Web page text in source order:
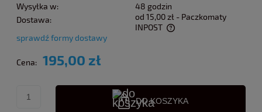
Wysyłka w:
48 godzin
Dostawa:
od 15,00 zł - Paczkomaty
INPOST
Cena nie zawiera ewentualnych kosztów płatności
sprawdź formy dostawy
Cena: 195,00 zł
DO KOSZYKA